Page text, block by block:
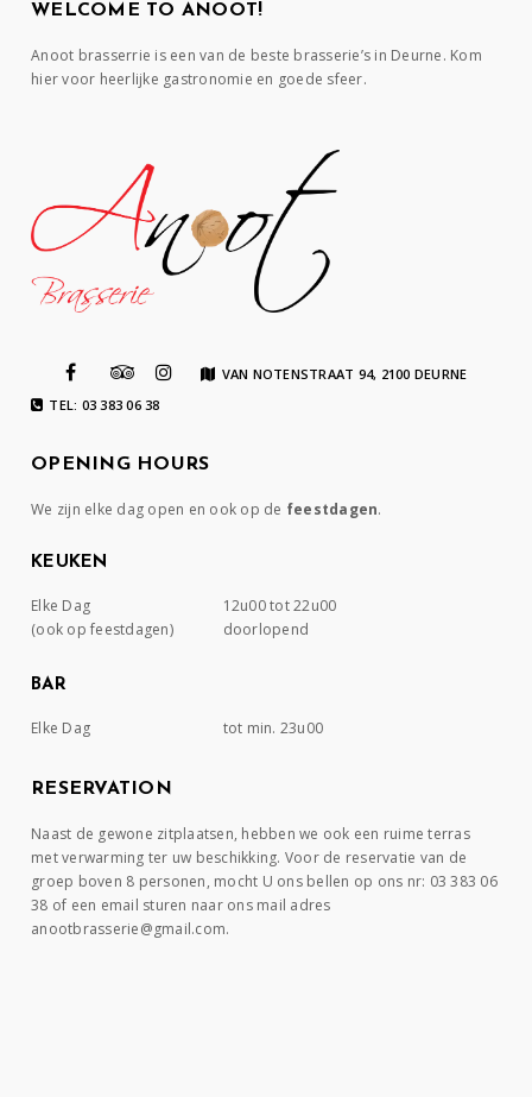
WELCOME TO ANOOT!
Anoot brasserrie is een van de beste brasserie’s in Deurne. Kom
hier voor heerlijke gastronomie en goede sfeer.
VAN NOTENSTRAAT 94, 2100 DEURNE
TEL: 03 383 06 38
OPENING HOURS
We zijn elke dag open en ook op de feestdagen.
KEUKEN
Elke Dag
12u00 tot 22u00
(ook op feestdagen)
doorlopend
BAR
Elke Dag tot min. 23u00
RESERVATION
Naast de gewone zitplaatsen, hebben we ook een ruime terras
met verwarming ter uw beschikking. Voor de reservatie van de
groep boven 8 personen, mocht U ons bellen op ons nr: 03 383 06
38 of een email sturen naar ons mail adres
anootbrasserie@gmail.com.